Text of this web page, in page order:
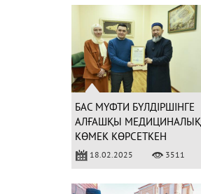
БАС МҮФТИ БҮЛДІРШІНГЕ
АЛҒАШҚЫ МЕДИЦИНАЛЫҚ
КӨМЕК КӨРСЕТКЕН
ДӘРІГЕРГЕ АЛҒЫС БІЛДІРДІ
18.02.2025 3511